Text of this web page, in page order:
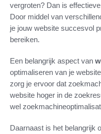
vergroten? Dan is effectieve
Door middel van
je jouw website succesvol
bereiken.
Een belangrijk aspect van
optimaliseren van je
zorg je ervoor dat
website hoger in de
wel
Daarnaast is het belangrijk